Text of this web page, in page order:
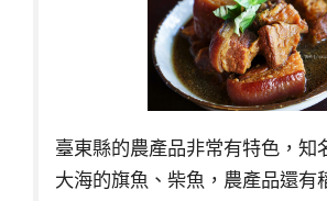
臺東縣的農產品非常有特色，知
大海的旗魚、柴魚，農產品還有